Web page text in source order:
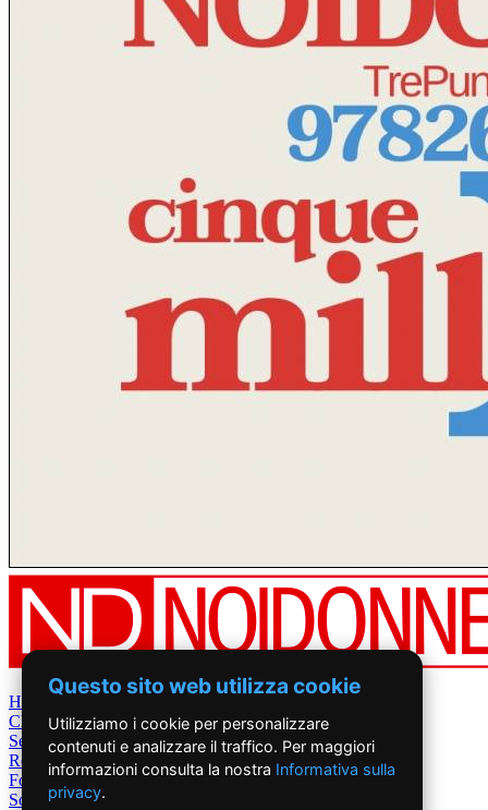
Home
Chi Siamo
Settimanale
Rete News
Foto&Video
Sostienici
Questo sito web utilizza cookie
Utilizziamo i cookie per personalizzare
contenuti e analizzare il traffico. Per maggiori
informazioni consulta la nostra Informativa sulla
privacy.